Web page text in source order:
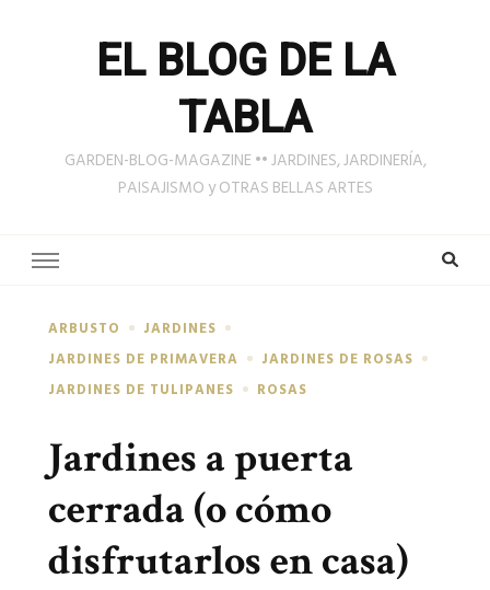
EL BLOG DE LA
TABLA
GARDEN-BLOG-MAGAZINE •• JARDINES, JARDINERÍA,
PAISAJISMO y OTRAS BELLAS ARTES
ARBUSTO
JARDINES
JARDINES DE PRIMAVERA
JARDINES DE ROSAS
JARDINES DE TULIPANES
ROSAS
Jardines a puerta
cerrada (o cómo
disfrutarlos en casa)